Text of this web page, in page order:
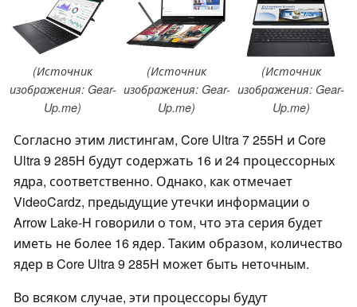
(Источник
изображения: Gear-
Up.me)
(Источник
изображения: Gear-
Up.me)
(Источник
изображения: Gear-
Up.me)
Согласно этим листингам, Core Ultra 7 255H и Core
Ultra 9 285H будут содержать 16 и 24 процессорных
ядра, соответственно. Однако, как отмечает
VideoCardz, предыдущие утечки информации о
Arrow Lake-H говорили о том, что эта серия будет
иметь не более 16 ядер. Таким образом, количество
ядер в Core Ultra 9 285H может быть неточным.
Во всяком случае, эти процессоры будут